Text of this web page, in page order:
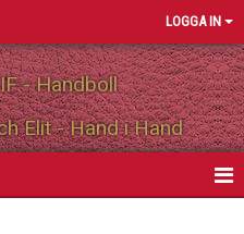
LOGGA IN
- Handboll
Elit - Hand i Hand